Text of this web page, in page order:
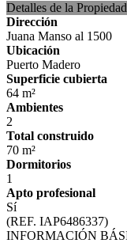
Detalles de la Propiedad
Dirección
Juana Manso al 1500
Ubicación
Puerto Madero
Superficie cubierta
64 m²
Ambientes
2
Total construido
70 m²
Dormitorios
1
Apto profesional
Sí
(REF. IAP6486337)
INFORMACIÓN